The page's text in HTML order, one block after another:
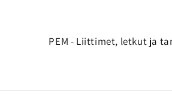
PEM - Liittimet, letkut ja